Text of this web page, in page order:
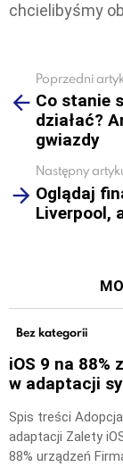
chcielibyśmy
more
Poprzedni
Co stanie
działać?
gwiazdy
Następny
Oglądaj
Liverpool,
Bez kategorii
iOS 9 na 88%
w adaptacji
Spis treści
adaptacji Zalety
88% urządzeń